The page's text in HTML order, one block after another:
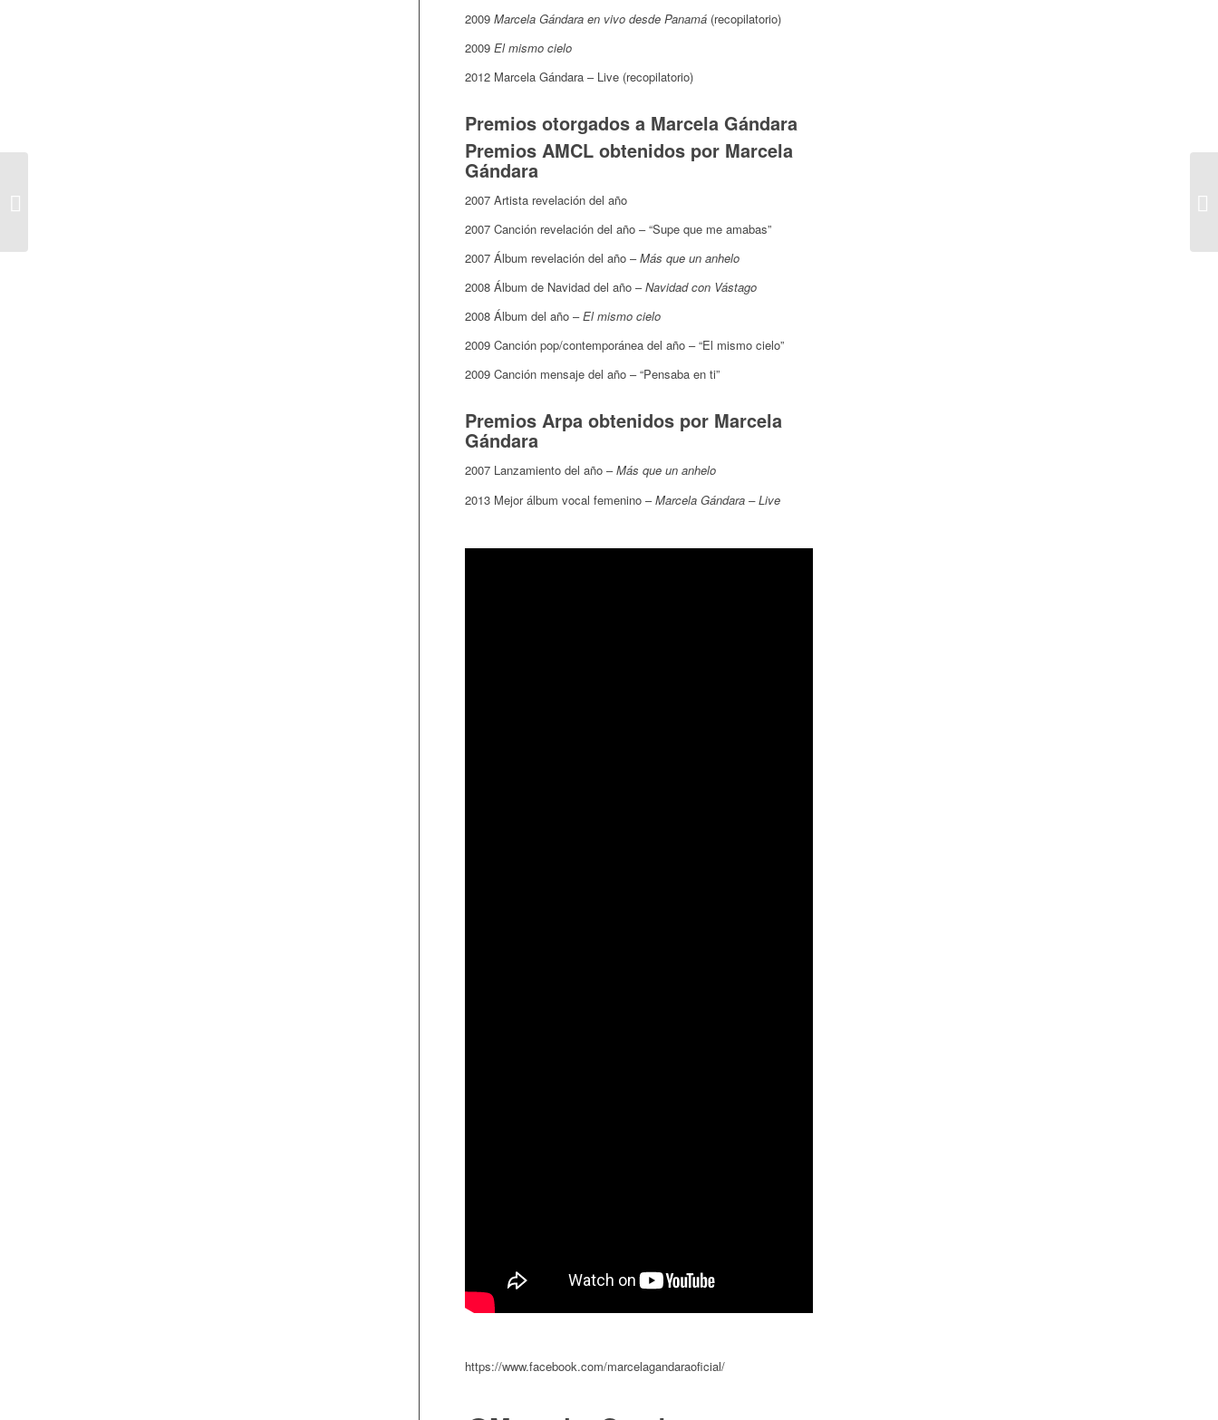
2009 Marcela Gándara en vivo desde Panamá(recopilatorio)
2009 El mismo cielo
2012 Marcela Gándara – Live (recopilatorio)
Premios otorgados a Marcela Gándara
Premios AMCL obtenidos por Marcela
Gándara
2007 Artista revelación del año
2007 Canción revelación del año – “Supe que me amabas”
2007 Álbum revelación del año – Más que un anhelo
2008 Álbum de Navidad del año –Navidad con Vástago
2008 Álbum del año –El mismo cielo
2009 Canción pop/contemporánea del año – “El mismo cielo”
2009 Canción mensaje del año – “Pensaba en ti”
Premios Arpa obtenidos por Marcela
Gándara
2007 Lanzamiento del año –Más que un anhelo
2013 Mejor álbum vocal femenino –Marcela Gándara – Live
https://www.facebook.com/marcelagandaraoficial/